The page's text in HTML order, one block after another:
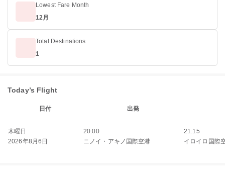
Lowest Fare Month
12月
Total Destinations
1
Today’s Flight
日付 出発
木曜日
2026年8月6日
20:00
ニノイ・アキノ国際空港
21:15
イロイロ国際